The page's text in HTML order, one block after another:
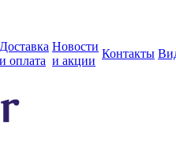
Доставка
и оплата
Новости
и акции
Контакты